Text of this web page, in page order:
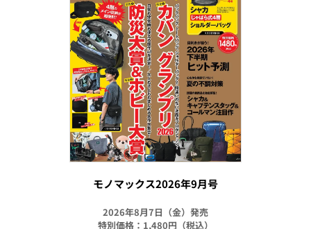
モノマックス2026年9月号
2026年8月7日（金）発売
特別価格：1,480円（税込）